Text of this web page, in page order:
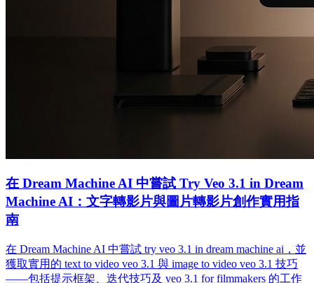
在 Dream Machine AI 中嘗試 Try Veo 3.1 in Dream
Machine AI：文字轉影片與圖片轉影片創作實用指
南
在 Dream Machine AI 中嘗試 try veo 3.1 in dream machine ai，並
獲取實用的 text to video veo 3.1 與 image to video veo 3.1 技巧
——包括提示框架、迭代技巧及 veо 3.1 for filmmakers 的工作